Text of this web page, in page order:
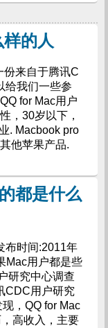
的人
份来自于腾讯C
给我们一些参
for Mac用户
，30岁以下，
. Macbook pro
他苹果产品.
都是什么
布时间:2011年
Mac用户都是些
研究中心调查
CDC用户研究
，QQ for Mac
高收入，主要